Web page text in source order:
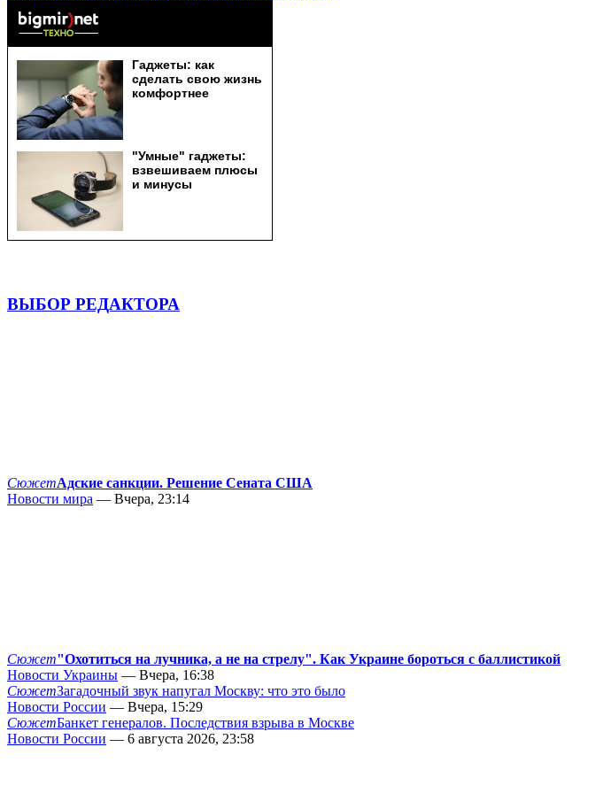
ВЫБОР РЕДАКТОРА
СюжетАдские санкции. Решение Сената США
Новости мира — Вчера, 23:14
Сюжет"Охотиться на лучника, а не на стрелу". Как Украине бороться с баллистикой
Новости Украины — Вчера, 16:38
СюжетЗагадочный звук напугал Москву: что это было
Новости России — Вчера, 15:29
СюжетБанкет генералов. Последствия взрыва в Москве
Новости России — 6 августа 2026, 23:58